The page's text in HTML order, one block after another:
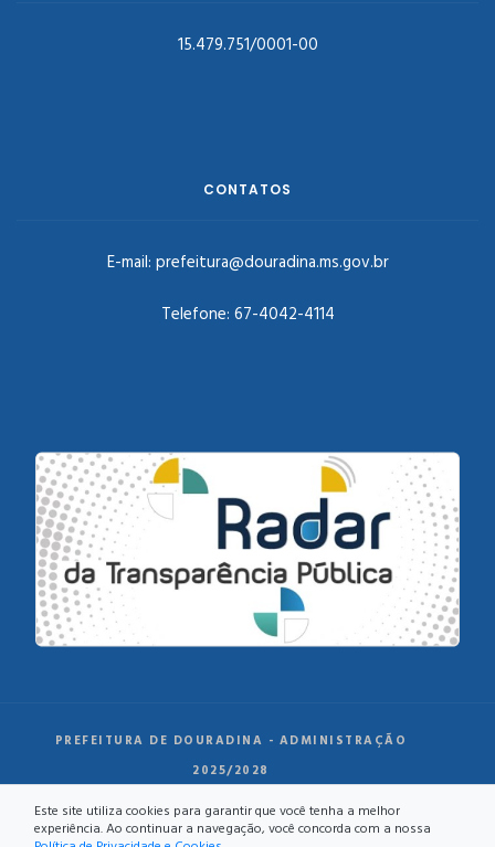
15.479.751/0001-00
CONTATOS
E-mail: prefeitura@douradina.ms.gov.br
Telefone: 67-4042-4114
PREFEITURA DE DOURADINA - ADMINISTRAÇÃO
2025/2028
Este site utiliza cookies para garantir que você tenha a melhor
experiência. Ao continuar a navegação, você concorda com a nossa